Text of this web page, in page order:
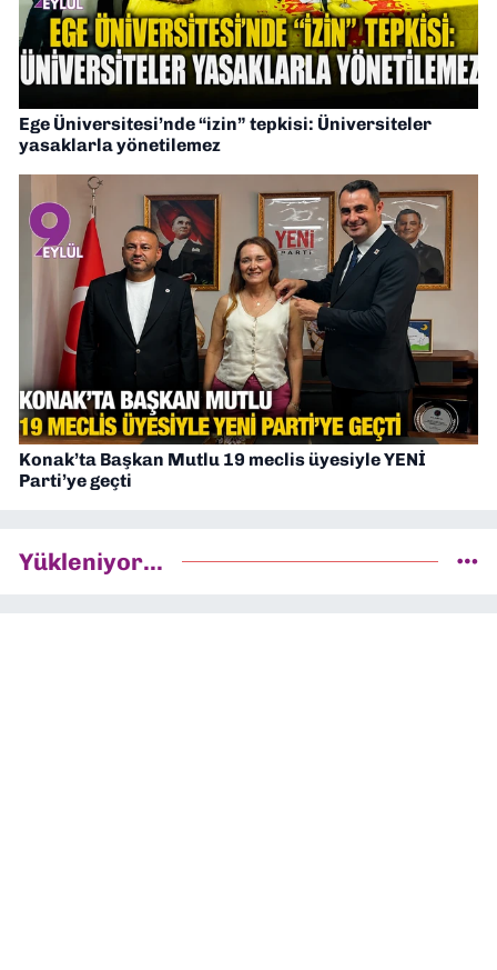
Ege Üniversitesi’nde “izin” tepkisi: Üniversiteler
yasaklarla yönetilemez
Konak’ta Başkan Mutlu 19 meclis üyesiyle YENİ
Parti’ye geçti
Yükleniyor...